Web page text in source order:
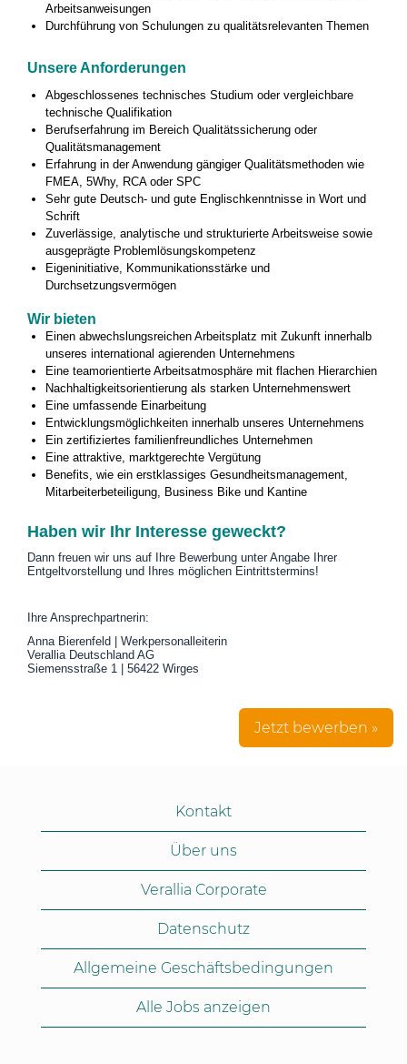
Arbeitsanweisungen
Durchführung von Schulungen zu qualitätsrelevanten Themen
Unsere Anforderungen
Abgeschlossenes technisches Studium oder vergleichbare
technische Qualifikation
Berufserfahrung im Bereich Qualitätssicherung oder
Qualitätsmanagement
Erfahrung in der Anwendung gängiger Qualitätsmethoden wie
FMEA, 5Why, RCA oder SPC
Sehr gute Deutsch- und gute Englischkenntnisse in Wort und
Schrift
Zuverlässige, analytische und strukturierte Arbeitsweise sowie
ausgeprägte Problemlösungskompetenz
Eigeninitiative, Kommunikationsstärke und
Durchsetzungsvermögen
Wir bieten
Einen abwechslungsreichen Arbeitsplatz mit Zukunft innerhalb
unseres international agierenden Unternehmens
Eine teamorientierte Arbeitsatmosphäre mit flachen Hierarchien
Nachhaltigkeitsorientierung als starken Unternehmenswert
Eine umfassende Einarbeitung
Entwicklungsmöglichkeiten innerhalb unseres Unternehmens
Ein zertifiziertes familienfreundliches Unternehmen
Eine attraktive, marktgerechte Vergütung
Benefits, wie ein erstklassiges Gesundheitsmanagement,
Mitarbeiterbeteiligung, Business Bike und Kantine
Haben wir Ihr Interesse geweckt?
Dann freuen wir uns auf Ihre Bewerbung unter Angabe Ihrer
Entgeltvorstellung und Ihres möglichen Eintrittstermins!
Ihre Ansprechpartnerin:
Anna Bierenfeld | Werkpersonalleiterin
Verallia Deutschland AG
Siemensstraße 1 | 56422 Wirges
Jetzt bewerben »
Kontakt
Über uns
Verallia Corporate
Datenschutz
Allgemeine Geschäftsbedingungen
Alle Jobs anzeigen